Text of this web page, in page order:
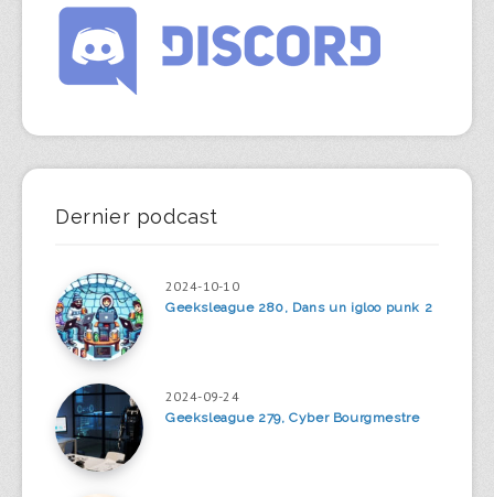
Dernier podcast
2024-10-10
Geeksleague 280, Dans un igloo punk 2
2024-09-24
Geeksleague 279, Cyber Bourgmestre